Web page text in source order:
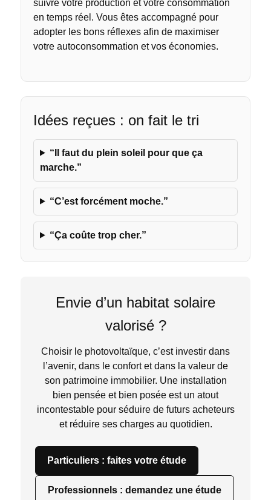
suivre votre production et votre consommation
en temps réel. Vous êtes accompagné pour
adopter les bons réflexes afin de maximiser
votre autoconsommation et vos économies.
Idées reçues : on fait le tri
“Il faut du plein soleil pour que ça
marche.”
“C’est forcément moche.”
“Ça coûte trop cher.”
Envie d’un habitat solaire
valorisé ?
Choisir le photovoltaïque, c’est investir dans
l’avenir, dans le confort et dans la valeur de
son patrimoine immobilier. Une installation
bien pensée et bien posée est un atout
incontestable pour séduire de futurs acheteurs
et réduire ses charges au quotidien.
Particuliers : faites votre étude
Professionnels : demandez une étude